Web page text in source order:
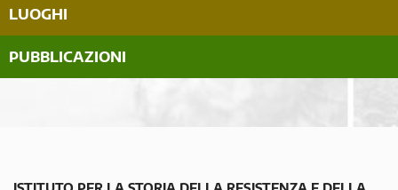
LUOGHI
PUBBLICAZIONI